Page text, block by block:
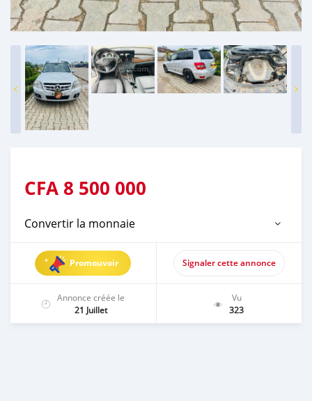
CFA 8 500 000
Convertir la monnaie
Promouvoir Signaler cette annonce
Annonce créée le
21 Juillet
Vu
323